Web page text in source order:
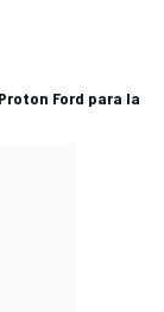
Ford para la